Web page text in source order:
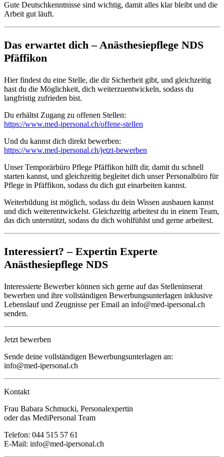
Gute Deutschkenntnisse sind wichtig, damit alles klar bleibt und die
Arbeit gut läuft.
Das erwartet dich – Anästhesiepflege NDS
Pfäffikon
Hier findest du eine Stelle, die dir Sicherheit gibt, und gleichzeitig
hast du die Möglichkeit, dich weiterzuentwickeln, sodass du
langfristig zufrieden bist.
Du erhältst Zugang zu offenen Stellen:
https://www.med-ipersonal.ch/offene-stellen
Und du kannst dich direkt bewerben:
https://www.med-ipersonal.ch/jetzt-bewerben
Unser Temporärbüro Pflege Pfäffikon hilft dir, damit du schnell
starten kannst, und gleichzeitig begleitet dich unser Personalbüro für
Pflege in Pfäffikon, sodass du dich gut einarbeiten kannst.
Weiterbildung ist möglich, sodass du dein Wissen ausbauen kannst
und dich weiterentwickelst. Gleichzeitig arbeitest du in einem Team,
das dich unterstützt, sodass du dich wohlfühlst und gerne arbeitest.
Interessiert? – Expertin Experte
Anästhesiepflege NDS
Interessierte Bewerber können sich gerne auf das Stelleninserat
bewerben und ihre vollständigen Bewerbungsunterlagen inklusive
Lebenslauf und Zeugnisse per Email an info@med-ipersonal.ch
senden.
Jetzt bewerben
Sende deine vollständigen Bewerbungsunterlagen an:
info@med-ipersonal.ch
Kontakt
Frau Babara Schmucki, Personalexpertin
oder das MediPersonal Team
Telefon: 044 515 57 61
E-Mail: info@med-ipersonal.ch